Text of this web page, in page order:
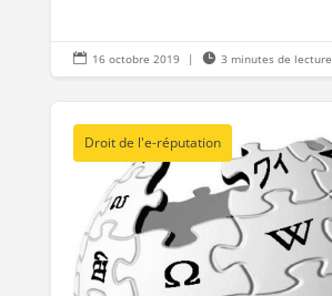
 16 octobre 2019 |  3 minutes de lecture
Droit de l'e-réputation